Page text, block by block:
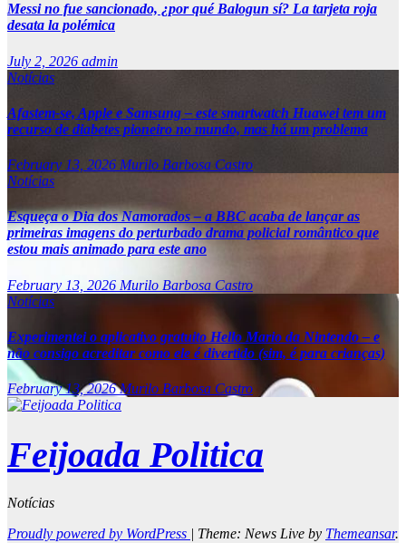
Messi no fue sancionado, ¿por qué Balogun sí? La tarjeta roja
desata la polémica
July 2, 2026 admin
Notícias
Afastem-se, Apple e Samsung – este smartwatch Huawei tem um
recurso de diabetes pioneiro no mundo, mas há um problema
February 13, 2026 Murilo Barbosa Castro
Notícias
Esqueça o Dia dos Namorados – a BBC acaba de lançar as
primeiras imagens do perturbado drama policial romântico que
estou mais animado para este ano
February 13, 2026 Murilo Barbosa Castro
Notícias
Experimentei o aplicativo gratuito Hello Mario da Nintendo – e
não consigo acreditar como ele é divertido (sim, é para crianças)
February 13, 2026Murilo Barbosa Castro
Feijoada Politica
Notícias
Proudly powered by WordPress | Theme: News Live by Themeansar.